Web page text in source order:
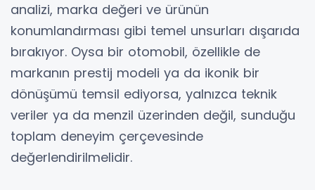
analizi, marka değeri ve ürünün
konumlandırması gibi temel unsurları dışarıda
bırakıyor. Oysa bir otomobil, özellikle de
markanın prestij modeli ya da ikonik bir
dönüşümü temsil ediyorsa, yalnızca teknik
veriler ya da menzil üzerinden değil, sunduğu
toplam deneyim çerçevesinde
değerlendirilmelidir.